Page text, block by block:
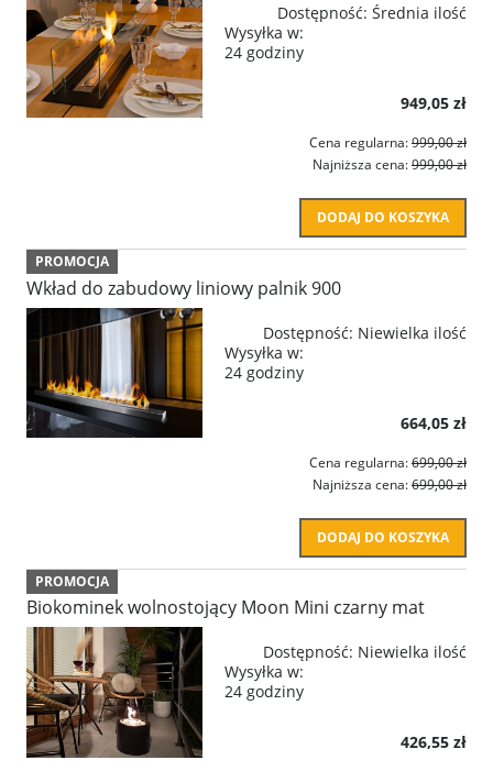
Dostępność: Średnia ilość
Wysyłka w:
24 godziny
949,05 zł
Cena regularna:999,00 zł
Najniższa cena:999,00 zł
DODAJ DO KOSZYKA
Wkład do zabudowy liniowy palnik 900
Dostępność: Niewielka ilość
Wysyłka w:
24 godziny
664,05 zł
Cena regularna:699,00 zł
Najniższa cena:699,00 zł
DODAJ DO KOSZYKA
PROMOCJA
Biokominek wolnostojący Moon Mini czarny mat
Dostępność: Niewielka ilość
Wysyłka w:
24 godziny
426,55 zł
PROMOCJA